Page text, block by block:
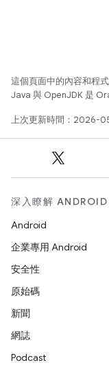
這個頁面中的內容和程
Java 與 OpenJDK 是
上次更新時間：2026-
深入瞭解 ANDROID
Android
企業專用 Android
安全性
原始碼
新聞
網誌
Podcast